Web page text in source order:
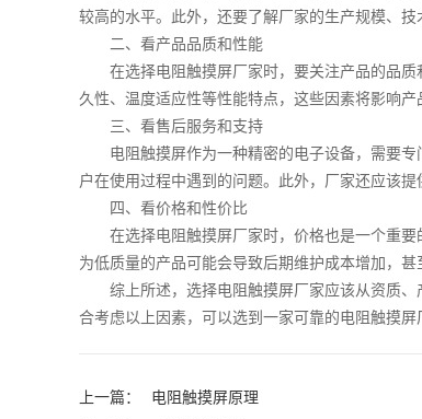
较高的水平。此外，还要了解厂家的生产规模、
二、看产品品质和性能
在选择电阻触摸屏厂家时，要关注产品的品
久性、温度适应性等性能特点，这些因素将影响
三、看售后服务和支持
电阻触摸屏作为一种精密的电子设备，需要
户在使用过程中遇到的问题。此外，厂家还应该
四、看价格和性价比
在选择电阻触摸屏厂家时，价格也是一个重
为低质量的产品可能会导致后期维护成本增加，甚
综上所述，选择电阻触摸屏厂家应该从资质
合考虑以上因素，可以选到一家可靠的电阻触摸屏
上一篇：
电阻触摸屏原理